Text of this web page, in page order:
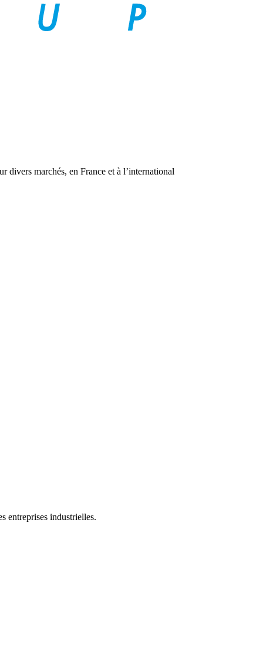
divers marchés, en France et à l’international
entreprises industrielles.